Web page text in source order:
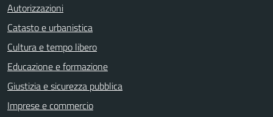
Autorizzazioni
Catasto e urbanistica
Cultura e tempo libero
Educazione e formazione
Giustizia e sicurezza pubblica
Imprese e commercio